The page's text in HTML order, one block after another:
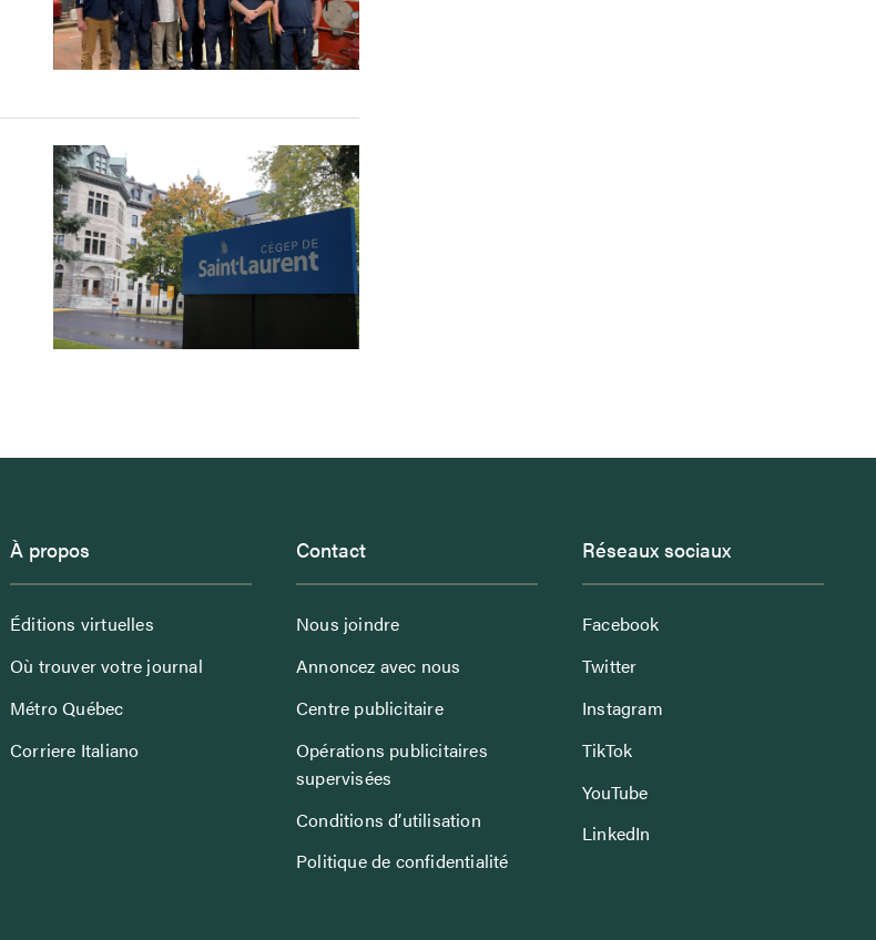
À propos
Éditions virtuelles
Où trouver votre journal
Métro Québec
Corriere Italiano
Contact
Nous joindre
Annoncez avec nous
Centre publicitaire
Opérations publicitaires
supervisées
Conditions d’utilisation
Politique de confidentialité
Réseaux sociaux
Facebook
Twitter
Instagram
TikTok
YouTube
LinkedIn